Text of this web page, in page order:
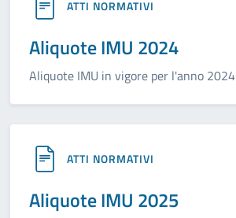
ATTI NORMATIVI
Aliquote IMU 2024
Aliquote IMU in vigore per l'anno 2024
ATTI NORMATIVI
Aliquote IMU 2025